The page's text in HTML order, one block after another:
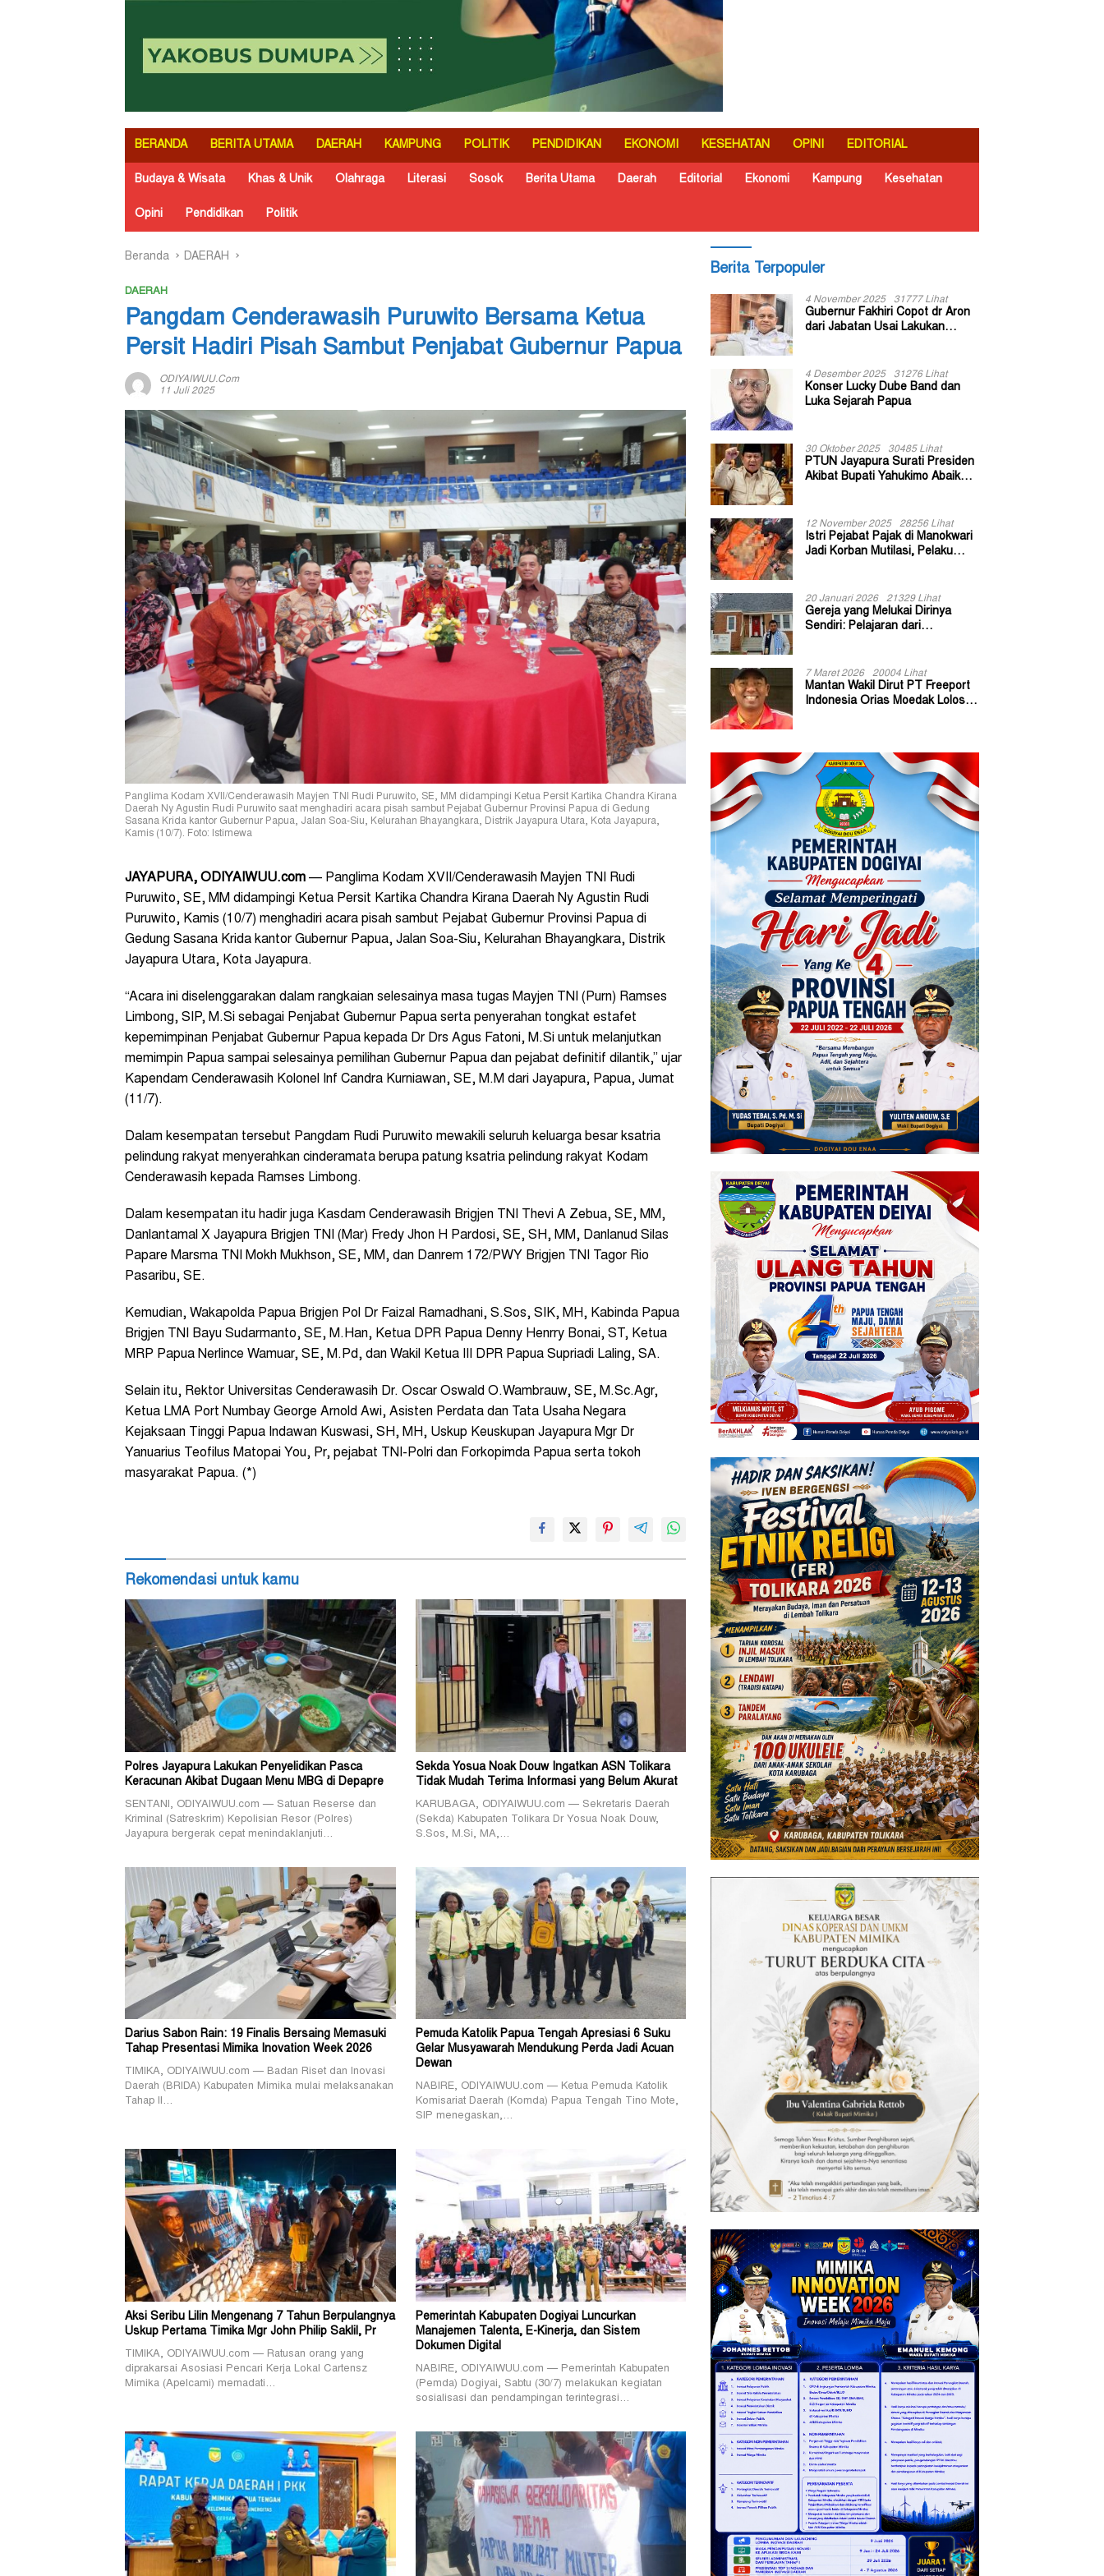
BERANDA BERITA UTAMA DAERAH KAMPUNG POLITIK PENDIDIKAN EKONOMI KESEHATAN OPINI EDITORIAL
Budaya & Wisata Khas & Unik Olahraga Literasi Sosok Berita Utama Daerah Editorial Ekonomi Kampung Kesehatan
Opini Pendidikan Politik
Beranda DAERAH
DAERAH
Pangdam Cenderawasih Puruwito Bersama Ketua
Persit Hadiri Pisah Sambut Penjabat Gubernur Papua
ODIYAIWUU.com
11 Juli 2025
Panglima Kodam XVII/Cenderawasih Mayjen TNI Rudi Puruwito, SE, MM didampingi Ketua Persit Kartika Chandra Kirana
Daerah Ny Agustin Rudi Puruwito saat menghadiri acara pisah sambut Pejabat Gubernur Provinsi Papua di Gedung
Sasana Krida kantor Gubernur Papua, Jalan Soa-Siu, Kelurahan Bhayangkara, Distrik Jayapura Utara, Kota Jayapura,
Kamis (10/7). Foto: Istimewa
JAYAPURA, ODIYAIWUU.com — Panglima Kodam XVII/Cenderawasih Mayjen TNI Rudi
Puruwito, SE, MM didampingi Ketua Persit Kartika Chandra Kirana Daerah Ny Agustin Rudi
Puruwito, Kamis (10/7) menghadiri acara pisah sambut Pejabat Gubernur Provinsi Papua di
Gedung Sasana Krida kantor Gubernur Papua, Jalan Soa-Siu, Kelurahan Bhayangkara, Distrik
Jayapura Utara, Kota Jayapura.
“Acara ini diselenggarakan dalam rangkaian selesainya masa tugas Mayjen TNI (Purn) Ramses
Limbong, SIP, M.Si sebagai Penjabat Gubernur Papua serta penyerahan tongkat estafet
kepemimpinan Penjabat Gubernur Papua kepada Dr Drs Agus Fatoni, M.Si untuk melanjutkan
memimpin Papua sampai selesainya pemilihan Gubernur Papua dan pejabat definitif dilantik,” ujar
Kapendam Cenderawasih Kolonel Inf Candra Kurniawan, SE, M.M dari Jayapura, Papua, Jumat
(11/7).
Dalam kesempatan tersebut Pangdam Rudi Puruwito mewakili seluruh keluarga besar ksatria
pelindung rakyat menyerahkan cinderamata berupa patung ksatria pelindung rakyat Kodam
Cenderawasih kepada Ramses Limbong.
Dalam kesempatan itu hadir juga Kasdam Cenderawasih Brigjen TNI Thevi A Zebua, SE, MM,
Danlantamal X Jayapura Brigjen TNI (Mar) Fredy Jhon H Pardosi, SE, SH, MM, Danlanud Silas
Papare Marsma TNI Mokh Mukhson, SE, MM, dan Danrem 172/PWY Brigjen TNI Tagor Rio
Pasaribu, SE.
Kemudian, Wakapolda Papua Brigjen Pol Dr Faizal Ramadhani, S.Sos, SIK, MH, Kabinda Papua
Brigjen TNI Bayu Sudarmanto, SE, M.Han, Ketua DPR Papua Denny Henrry Bonai, ST, Ketua
MRP Papua Nerlince Wamuar, SE, M.Pd, dan Wakil Ketua III DPR Papua Supriadi Laling, SA.
Selain itu, Rektor Universitas Cenderawasih Dr. Oscar Oswald O.Wambrauw, SE, M.Sc.Agr,
Ketua LMA Port Numbay George Arnold Awi, Asisten Perdata dan Tata Usaha Negara
Kejaksaan Tinggi Papua Indawan Kuswasi, SH, MH, Uskup Keuskupan Jayapura Mgr Dr
Yanuarius Teofilus Matopai You, Pr, pejabat TNI-Polri dan Forkopimda Papua serta tokoh
masyarakat Papua. (*)
Rekomendasi untuk kamu
Polres Jayapura Lakukan Penyelidikan Pasca
Keracunan Akibat Dugaan Menu MBG di Depapre
SENTANI, ODIYAIWUU.com — Satuan Reserse dan
Kriminal (Satreskrim) Kepolisian Resor (Polres)
Jayapura bergerak cepat menindaklanjuti…
Sekda Yosua Noak Douw Ingatkan ASN Tolikara
Tidak Mudah Terima Informasi yang Belum Akurat
KARUBAGA, ODIYAIWUU.com — Sekretaris Daerah
(Sekda) Kabupaten Tolikara Dr Yosua Noak Douw,
S.Sos, M.Si, MA,…
Darius Sabon Rain: 19 Finalis Bersaing Memasuki
Tahap Presentasi Mimika Inovation Week 2026
TIMIKA, ODIYAIWUU.com — Badan Riset dan Inovasi
Daerah (BRIDA) Kabupaten Mimika mulai melaksanakan
Tahap II…
Pemuda Katolik Papua Tengah Apresiasi 6 Suku
Gelar Musyawarah Mendukung Perda Jadi Acuan
Dewan
NABIRE, ODIYAIWUU.com — Ketua Pemuda Katolik
Komisariat Daerah (Komda) Papua Tengah Tino Mote,
SIP menegaskan,…
Aksi Seribu Lilin Mengenang 7 Tahun Berpulangnya
Uskup Pertama Timika Mgr John Philip Saklil, Pr
TIMIKA, ODIYAIWUU.com — Ratusan orang yang
diprakarsai Asosiasi Pencari Kerja Lokal Cartensz
Mimika (Apelcami) memadati…
Pemerintah Kabupaten Dogiyai Luncurkan
Manajemen Talenta, E-Kinerja, dan Sistem
Dokumen Digital
NABIRE, ODIYAIWUU.com — Pemerintah Kabupaten
(Pemda) Dogiyai, Sabtu (30/7) melakukan kegiatan
sosialisasi dan pendampingan terintegrasi…
Berita Terpopuler
4 November 2025 31777 Lihat
Gubernur Fakhiri Copot dr Aron
dari Jabatan Usai Lakukan
4 Desember 2025 31276 Lihat
Konser Lucky Dube Band dan
Luka Sejarah Papua
30 Oktober 2025 30485 Lihat
PTUN Jayapura Surati Presiden
Akibat Bupati Yahukimo Abaikan
12 November 2025 28256 Lihat
Istri Pejabat Pajak di Manokwari
Jadi Korban Mutilasi, Pelaku
20 Januari 2026 21329 Lihat
Gereja yang Melukai Dirinya
Sendiri: Pelajaran dari
7 Maret 2026 20004 Lihat
Mantan Wakil Dirut PT Freeport
Indonesia Orias Moedak Lolos